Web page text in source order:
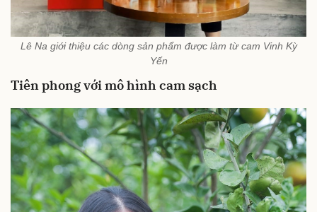
Lê Na giới thiệu các dòng sản phẩm được làm từ cam Vinh Kỳ
Yến
Tiên phong với mô hình cam sạch